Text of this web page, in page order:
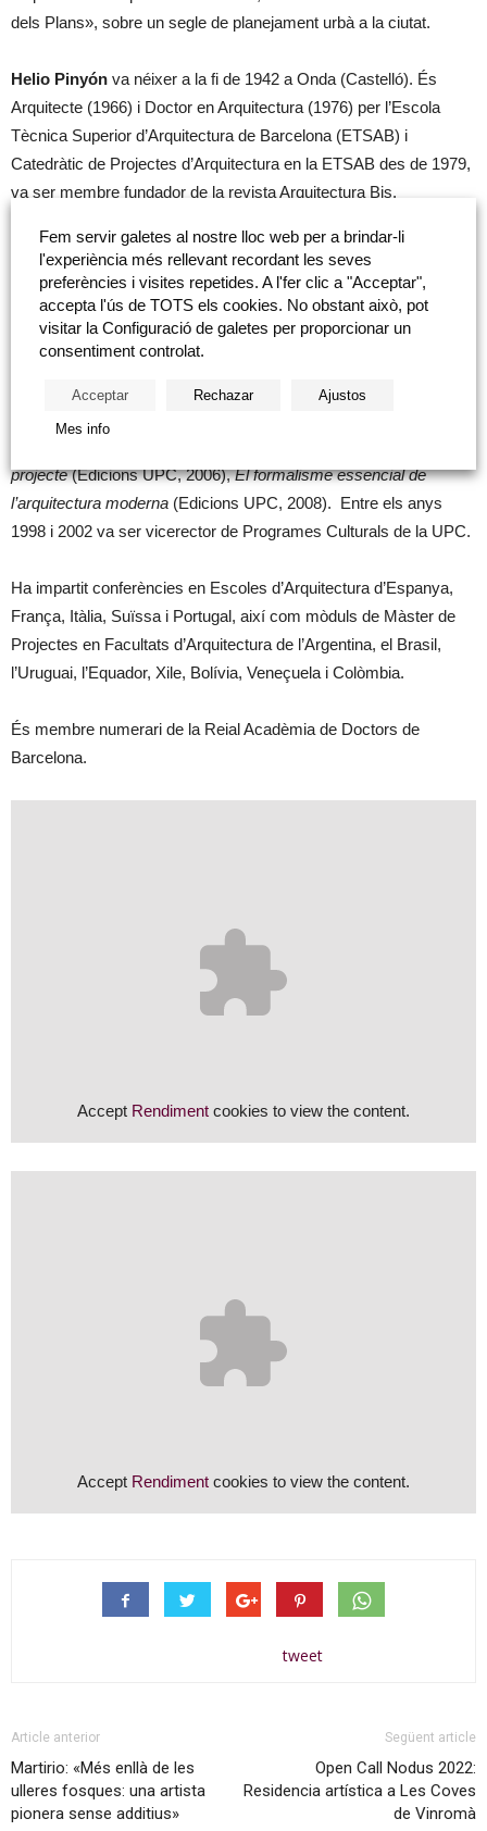
dels Plans», sobre un segle de planejament urbà a la ciutat.
Helio Pinyón va néixer a la fi de 1942 a Onda (Castelló). És
Arquitecte (1966) i Doctor en Arquitectura (1976) per l’Escola
Tècnica Superior d’Arquitectura de Barcelona (ETSAB) i
Catedràtic de Projectes d’Arquitectura en la ETSAB des de 1979,
va ser membre fundador de la revista Arquitectura Bis.
Autor de més d’una vintena de llibres el centre de gravetat dels
quals teòric és el sentit estètic i la vigència de l’arquitectura
moderna. Entre ells,Reflexió històrica de l’arquitectura
moderna(Península, 1980),Arquitectura de les
neoavantguardes(Gustavo Gili, 1984 / Xúquer, 1989),
de projectes(Edicions UPC, 1998),
Helio Pinyón. Passió pels
projecte(Edicions UPC, 2006),El formalisme essencial de
l’arquitectura moderna (Edicions UPC, 2008). Entre els anys
1998 i 2002 va ser vicerector de Programes Culturals de la UPC.
Ha impartit conferències en Escoles d’Arquitectura d’Espanya,
França, Itàlia, Suïssa i Portugal, així com mòduls de Màster de
Projectes en Facultats d’Arquitectura de l’Argentina, el Brasil,
l’Uruguai, l’Equador, Xile, Bolívia, Veneçuela i Colòmbia.
És membre numerari de la Reial Acadèmia de Doctors de
Barcelona.
Accept Rendiment cookies to view the content.
Accept Rendiment cookies to view the content.
tweet
Article anterior
Martirio: «Més enllà de les
ulleres fosques: una artista
pionera sense additius»
Següent article
Open Call Nodus 2022:
Residencia artística a Les Coves
de Vinromà
Fem servir galetes al nostre lloc web per a brindar-li
l'experiència més rellevant recordant les seves
preferències i visites repetides. A l'fer clic a "Acceptar",
accepta l'ús de TOTS els cookies. No obstant això, pot
visitar la Configuració de galetes per proporcionar un
consentiment controlat.
Acceptar Rechazar Ajustos
Mes info